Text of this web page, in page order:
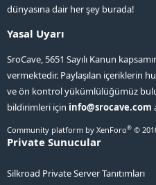
dünyasına dair her şey burada!
Yasal Uyarı
SroCave, 5651 Sayılı Kanun
vermektedir. Paylaşılan içeriklerin
ve ön kontrol yükümlülüğümüz
bildirimleri için info@srocave.com
Community platform by XenForo® ©
Private Sunucular
Silkroad Private Server Tanıtımları